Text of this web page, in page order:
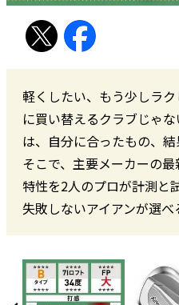
軽くしたい、もう少しラ
に買い替えるクラブじゃ
は、自分に合ったもの、結
そこで、主要メーカーの
特性を2人のプロが計測と
失敗しないアイアンが選べ